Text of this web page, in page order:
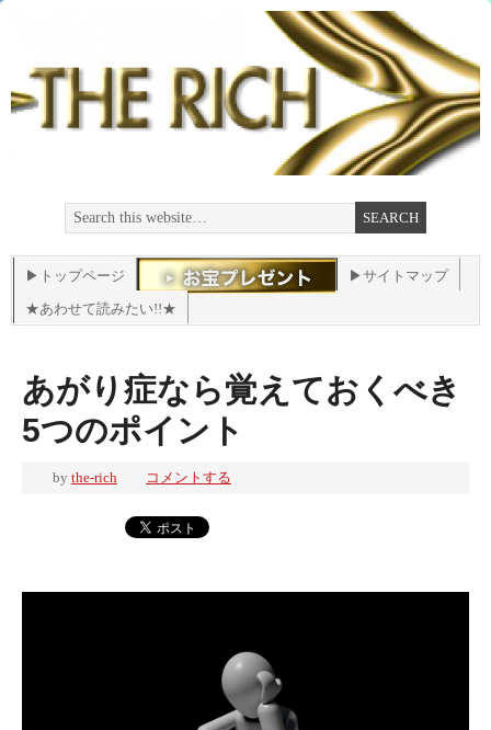
▶トップページ
▶サイトマップ
★あわせて読みたい!!★
あがり症なら覚えておくべき
5つのポイント
by the-rich コメントする